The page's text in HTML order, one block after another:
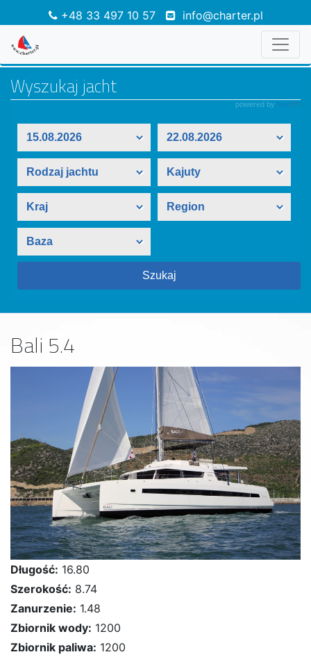
+48 33 497 10 57 info@charter.pl
Bali 5.4
Długość: 16.80
Szerokość: 8.74
Zanurzenie: 1.48
Zbiornik wody: 1200
Zbiornik paliwa: 1200